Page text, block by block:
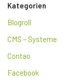
Kategorien
Blogroll
CMS – Systeme
Contao
Facebook